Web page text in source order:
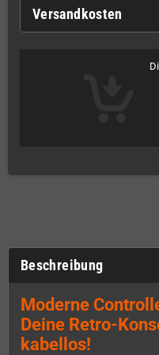
Versandkosten
Beschreibung
Moderne
Deine Retro-
kabellos!